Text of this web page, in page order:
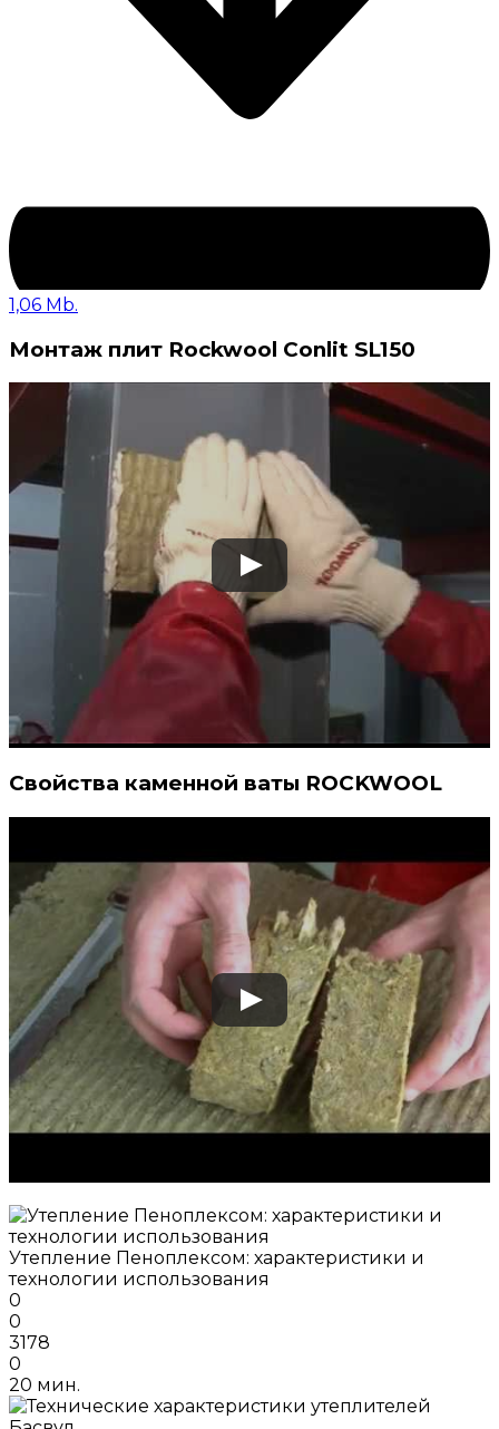
1,06 Mb.
Монтаж плит Rockwool Conlit SL150
Свойства каменной ваты ROCKWOOL
Утепление Пеноплексом: характеристики и
технологии использования
0
0
3178
0
20 мин.